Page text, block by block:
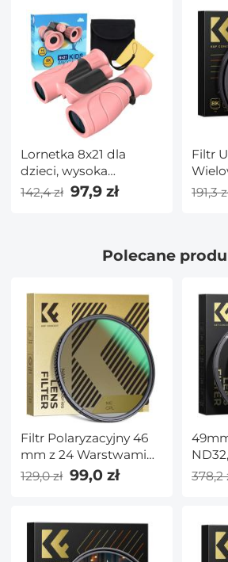
patyczek do
czyszczenia APS-C * 2 +
patyczek do
czyszczenia na całej
ramie * 4)
szt.
Lornetka 8x21 dla
dzieci, wysoka
rozdzielczość, odporna
obserwacji ptaków,
nauki, gier
szpiegowskich i
odkrywania różu
142,4 zł 97,9 zł
Filtr
na
191,3
Polecane
Filtr Polaryzacyjny 46
mm z 24 Warstwami
Nanopowłoki - Seria
Nano-Dazzle
129,0 zł 99,0 zł 378,2